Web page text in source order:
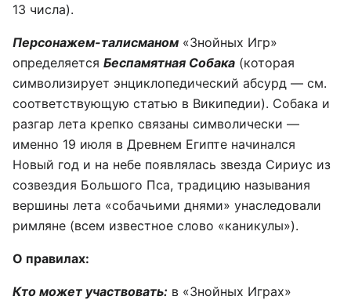
13 числа).
Персонажем-талисманом «Знойных Игр»
определяется Беспамятная Собака (которая
символизирует энциклопедический абсурд — см.
соответствующую статью в Википедии). Собака и
разгар лета крепко связаны символически —
именно 19 июля в Древнем Египте начинался
Новый год и на небе появлялась звезда Сириус из
созвездия Большого Пса, традицию называния
вершины лета «собачьими днями» унаследовали
римляне (всем известное слово «каникулы»).
О правилах:
Кто может участвовать: в «Знойных Играх»